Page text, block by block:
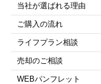
当社が選ばれる理由
ご購入の流れ
ライフプラン相談
売却のご相談
WEBパンフレット